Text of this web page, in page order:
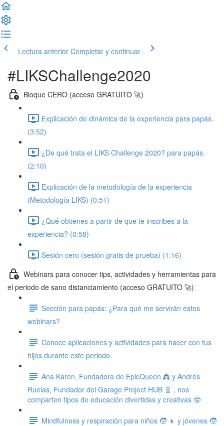
Lectura anterior Completar y continuar
#LIKSChallenge2020
Bloque CERO (acceso GRATUITO 🚀)
Explicación de dinámica de la experiencia para papás.
(3:52)
¿De qué trata el LIKS Challenge 2020? para papás
(2:10)
Explicación de la metodología de la experiencia
(Metodología LIKS) (0:51)
¿Qué obtienes a partir de que te inscribes a la
experiencia? (0:58)
Sesión cero (sesión gratis de prueba) (1:16)
Webinars para conocer tips, actividades y herramientas para
el periodo de sano distanciamiento (acceso GRATUITO 🚀)
Sección para papás: ¿Para qué me servirán estos
webinars?
Conoce aplicaciones y actividades para hacer con tus
hijos durante este periodo.
Ana Karen, Fundadora de EpicQueen 👸 y Andrés
Ruelas, Fundador del Garage Project HUB 🧬 , nos
comparten tipos de educación divertidas y creativas 🤓
Mindfulness y respiración para niños 🧒 👧 y jóvenes 🧒